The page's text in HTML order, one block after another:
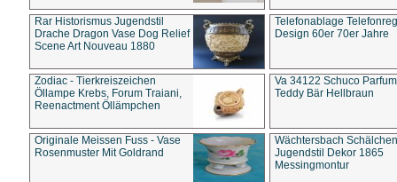
Rar Historismus Jugendstil
Drache Dragon Vase Dog Relief
Scene Art Nouveau 1880
Telefonablage
Design 60er 70er Jahre
Zodiac - Tierkreiszeichen
Öllampe Krebs, Forum Traiani,
Reenactment Öllämpchen
Va 34122 Schuco
Teddy Bär Hellbraun
Originale Meissen Fuss - Vase
Rosenmuster Mit Goldrand
Wächtersbach Schälchen
Jugendstil Dekor 1865
Messingmontur